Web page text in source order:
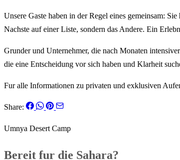
Unsere Gaste haben in der Regel eines gemeinsam:
Nachste auf einer Liste, sondern das Andere. Ein
Grunder und Unternehmer, die nach Monaten
die eine Entscheidung vor sich haben und Klarheit
Fur alle Informationen zu privaten und exklusiven
Share:
Umnya Desert Camp
Bereit fur die Sahara?